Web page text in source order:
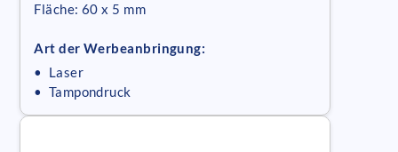
Fläche: 60 x 5 mm
Art der Werbeanbringung:
• Laser
• Tampondruck